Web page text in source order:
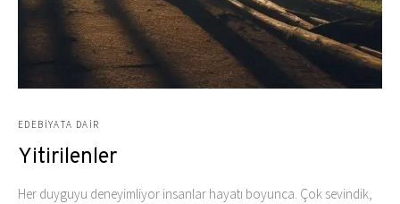
EDEBIYATA DAIR
Yitirilenler
Her duyguyu deneyimliyor insanlar hayatı boyunca. Çok sevindik,